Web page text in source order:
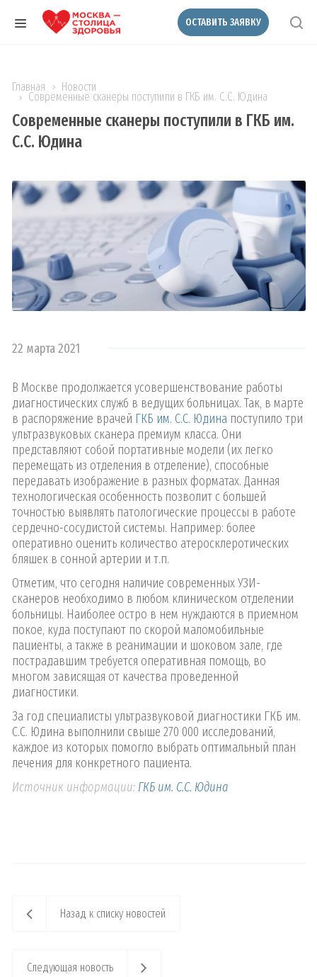
ОСТАВИТЬ ЗАЯВКУ
Главная Новости
Современные сканеры поступили в ГКБ им. С.С. Юдина
Современные сканеры поступили в ГКБ им.
С.С. Юдина
22 марта 2021
В Москве продолжается усовершенствование работы
диагностических служб в ведущих больницах. Так, в марте
в распоряжение врачей ГКБ им. С.С. Юдина поступило три
ультразвуковых сканера премиум класса. Они
представляют собой портативные модели (их легко
перемещать из отделения в отделение), способные
передавать изображение в разных форматах. Данная
технологическая особенность позволит с большей
точностью выявлять патологические процессы в работе
сердечно-сосудистой системы. Например: более
оперативно оценить количество атеросклеротических
бляшек в сонной артерии и т.п.
Отметим, что сегодня наличие современных УЗИ-
сканеров необходимо в любом клиническом отделении
больницы. Наиболее остро в нем нуждаются в приемном
покое, куда поступают по скорой маломобильные
пациенты, а также в реанимации и шоковом зале, где
пострадавшим требуется оперативная помощь, во
многом зависящая от качества проведенной
диагностики.
За год специалисты ультразвуковой диагностики ГКБ им.
С.С. Юдина выполнили свыше 270 000 исследований,
каждое из которых помогло выбрать оптимальный план
лечения для конкретного пациента.
Источник информации: ГКБ им. С.С. Юдина
Назад к списку новостей
Следующая новость